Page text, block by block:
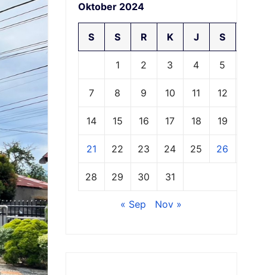
Oktober 2024
S S R K J S
1 2 3 4 5
7 8 9 10 11 12
14 15 16 17 18 19
21 22 23 24 25 26
28 29 30 31
« Sep Nov »